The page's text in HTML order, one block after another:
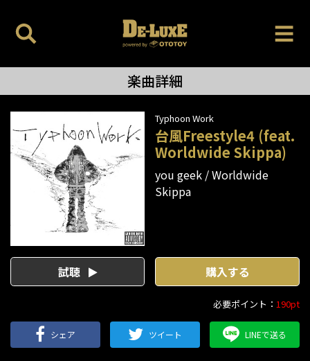
楽曲詳細
Typhoon Work
台風Freestyle4 (feat.
Worldwide Skippa)
you geek Worldwide
Skippa
試聴 購入する
必要ポイント： 190pt
シェア ツイート LINEで送る